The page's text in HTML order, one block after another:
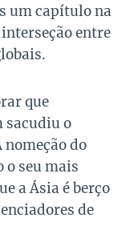
um capítulo na
entre
que
sacudiu o
nomeção do
o seu mais
a Ásia é berço
de